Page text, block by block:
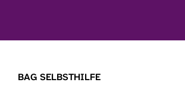
BAG SELBSTHILFE